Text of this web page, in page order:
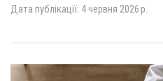
Дата публікації: 4 червня 2026 р.